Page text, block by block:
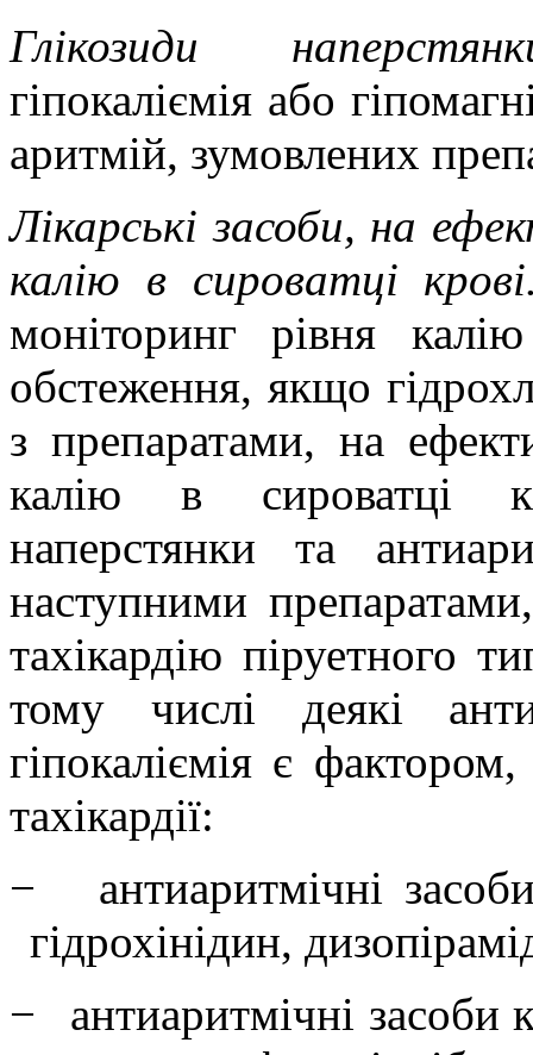
Глікозиди
гіпокаліємія або
аритмій, зумовлених
Лікарські засоби, на
калію в сироватці
моніторинг рівня
обстеження, якщо
з препаратами, на
калію в сироватці
наперстянки та
наступними
тахікардію піруетного
тому числі деякі
гіпокаліємія є
тахікардії:
−
антиаритмічні
гідрохінідин,
−
антиаритмічні засоби